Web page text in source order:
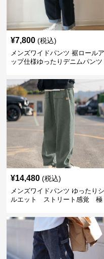
¥7,800 (税込)
メンズワイドパンツ 裾ロールア
ップ仕様ゆったりデニムパンツ
¥14,480 (税込)
メンズワイドパンツ ゆったりシ
ルエット ストリート感覚 極